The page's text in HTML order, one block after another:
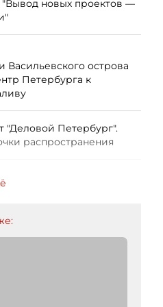
"Вывод новых проектов —
Васильевского острова
Петербурга к
"Деловой Петербург".
распространения